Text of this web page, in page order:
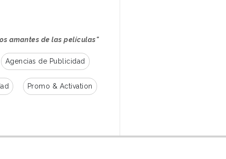
amantes de las películas"
Agencias de Publicidad
Promo & Activation